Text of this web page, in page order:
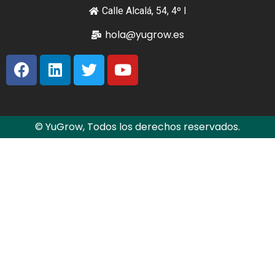
Calle Alcalá, 54, 4º I
hola@yugrow.es
© YuGrow, Todos los derechos reservados.